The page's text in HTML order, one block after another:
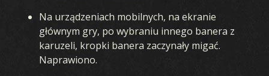
Na urządzeniach mobilnych, na ekranie
głównym gry, po wybraniu innego banera z
karuzeli, kropki banera zaczynały migać.
Naprawiono.